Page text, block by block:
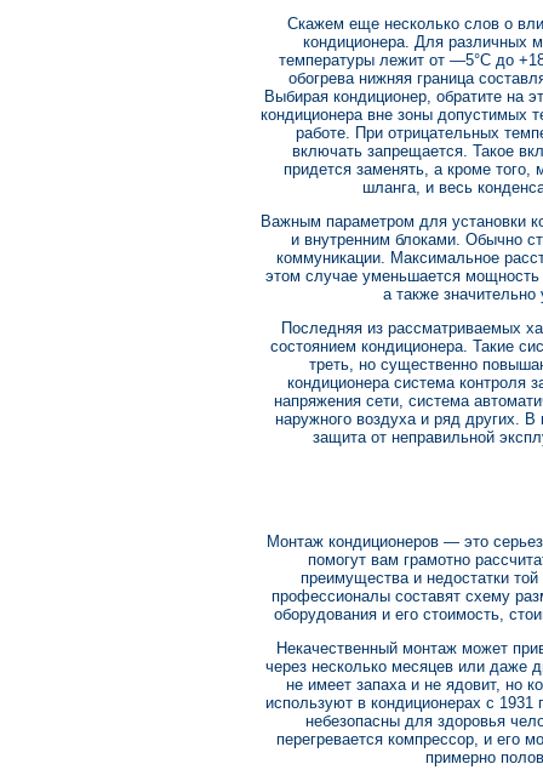
Скажем еще несколько слов о
кондиционера. Для различных
температуры лежит от —5°С до
обогрева нижняя граница
Выбирая кондиционер, обратите на
кондиционера вне зоны допустимых
работе. При отрицательных
включать запрещается. Такое
придется заменять, а кроме того,
шланга, и весь
Важным параметром для установки
и внутренним блоками. Обычно
коммуникации. Максимальное
этом случае уменьшается мощность
а также
Последняя из рассматриваемых
состоянием кондиционера. Такие
треть, но существенно
кондиционера система контроля
напряжения сети, система
наружного воздуха и ряд других.
защита от неправильной
Монтаж кондиционеров — это
помогут вам грамотно
преимущества и недостатки
профессионалы составят схему
оборудования и его стоимость,
Некачественный монтаж может
через несколько месяцев или даже
не имеет запаха и не ядовит, но
используют в кондиционерах с 1931
небезопасны для здоровья
перегревается компрессор, и его
примерно